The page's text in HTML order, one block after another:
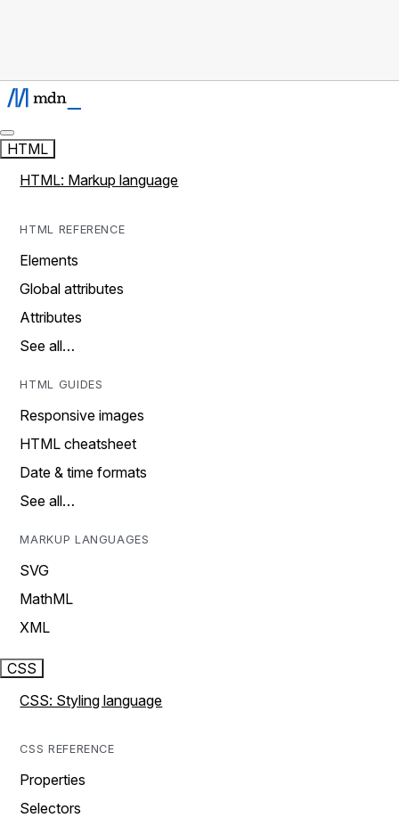
HTML
HTML: Markup language
HTML REFERENCE
Elements
Global attributes
Attributes
See all…
HTML GUIDES
Responsive images
HTML cheatsheet
Date & time formats
See all…
MARKUP LANGUAGES
SVG
MathML
XML
CSS
CSS: Styling language
CSS REFERENCE
Properties
Selectors